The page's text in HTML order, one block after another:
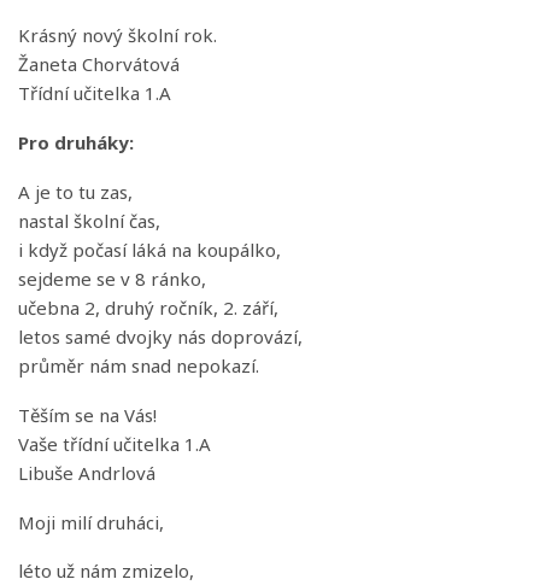
Krásný nový školní rok.
Žaneta Chorvátová
Třídní učitelka 1.A
Pro druháky:
A je to tu zas,
nastal školní čas,
i když počasí láká na koupálko,
sejdeme se v 8 ránko,
učebna 2, druhý ročník, 2. září,
letos samé dvojky nás doprovází,
průměr nám snad nepokazí.
Těším se na Vás!
Vaše třídní učitelka 1.A
Libuše Andrlová
Moji milí druháci,
léto už nám zmizelo,